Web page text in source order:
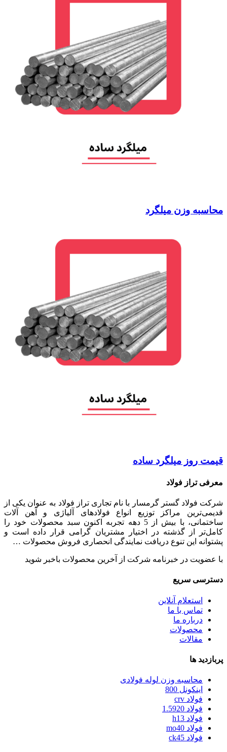
محاسبه وزن میلگرد
قیمت روز میلگرد ساده
معرفی تراز فولاد
شرکت فولاد گستر گرمسار با نام تجاری تراز فولاد به عنوان یکی از
قدیمی‌ترین مراکز توزیع انواع فولادهای آلیاژی و آهن آلات
ساختمانی، با بیش از 5 دهه تجربه اکنون سبد محصولات خود را
کامل‌تر از گذشته در اختیار مشتریان گرامی قرار داده است و
پشتوانه این تنوع دریافت نمایندگی انحصاری فروش محصولات …
با عضویت در خبرنامه شرکت از آخرین محصولات باخبر شوید
دسترسی سریع
استعلام آنلاین
تماس با ما
درباره ما
محصولات
مقالات
پربازدید ها
محاسبه وزن لوله فولادی
اینکونل 800
فولاد crv
فولاد 1.5920
فولاد h13
فولاد mo40
فولاد ck45